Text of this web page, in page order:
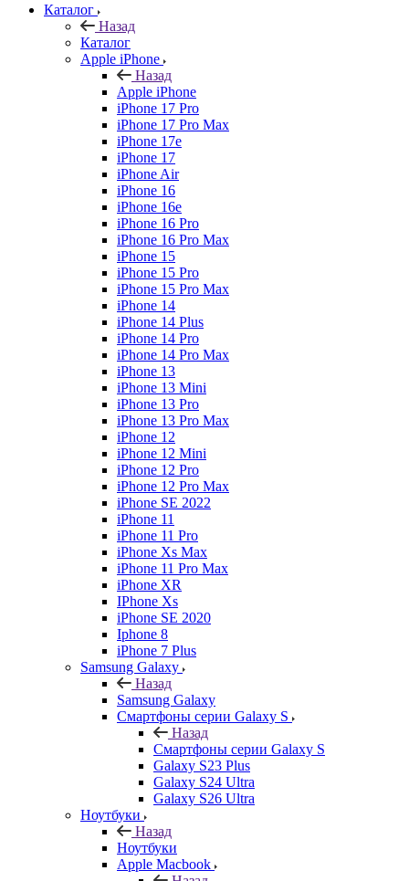
Каталог
Назад
Каталог
Apple iPhone
Назад
Apple iPhone
iPhone 17 Pro
iPhone 17 Pro Max
iPhone 17e
iPhone 17
iPhone Air
iPhone 16
iPhone 16e
iPhone 16 Pro
iPhone 16 Pro Max
iPhone 15
iPhone 15 Pro
iPhone 15 Pro Max
iPhone 14
iPhone 14 Plus
iPhone 14 Pro
iPhone 14 Pro Max
iPhone 13
iPhone 13 Mini
iPhone 13 Pro
iPhone 13 Pro Max
iPhone 12
iPhone 12 Mini
iPhone 12 Pro
iPhone 12 Pro Max
iPhone SE 2022
iPhone 11
iPhone 11 Pro
iPhone Xs Max
iPhone 11 Pro Max
iPhone XR
IPhone Xs
iPhone SE 2020
Iphone 8
iPhone 7 Plus
Samsung Galaxy
Назад
Samsung Galaxy
Смартфоны серии Galaxy S
Назад
Смартфоны серии Galaxy S
Galaxy S23 Plus
Galaxy S24 Ultra
Galaxy S26 Ultra
Ноутбуки
Назад
Ноутбуки
Apple Macbook